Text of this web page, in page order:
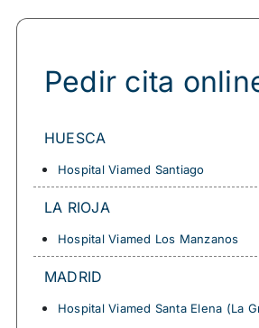
Pedir cita
HUESCA
Hospital Viamed Santiago
LA RIOJA
Hospital Viamed Los Manzanos
MADRID
Hospital Viamed Santa Elena (la